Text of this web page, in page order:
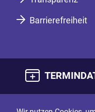
Barrierefreiheit